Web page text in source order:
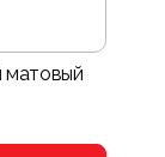
матовый